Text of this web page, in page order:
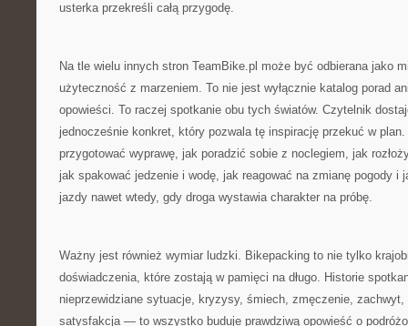
usterka przekreśli całą przygodę.
Na tle wielu innych stron TeamBike.pl może być odbierana jako
użyteczność z marzeniem. To nie jest wyłącznie katalog porad
opowieści. To raczej spotkanie obu tych światów. Czytelnik
jednocześnie konkret, który pozwala tę inspirację przekuć w
przygotować wyprawę, jak poradzić sobie z noclegiem, jak
jak spakować jedzenie i wodę, jak reagować na zmianę pogody i
jazdy nawet wtedy, gdy droga wystawia charakter na próbę.
Ważny jest również wymiar ludzki. Bikepacking to nie tylko
doświadczenia, które zostają w pamięci na długo. Historie
nieprzewidziane sytuacje, kryzysy, śmiech, zmęczenie,
satysfakcja — to wszystko buduje prawdziwą opowieść o